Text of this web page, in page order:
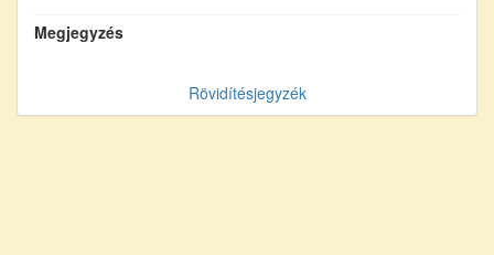
Megjegyzés
Rövidítésjegyzék